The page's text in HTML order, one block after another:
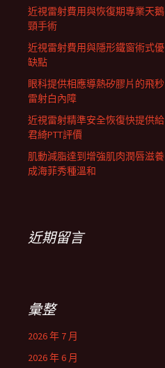
近視雷射費用與恢復期專業天鵝
頸手術
近視雷射費用與隱形鐵窗術式優
缺點
眼科提供相應導熱矽膠片的飛秒
雷射白內障
近視雷射精準安全恢復快提供給
君綺PTT評價
肌動減脂達到增強肌肉潤唇滋養
成海菲秀種溫和
近期留言
彙整
2026 年 7 月
2026 年 6 月